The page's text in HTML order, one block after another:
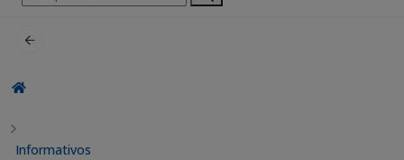
por:
Informativos